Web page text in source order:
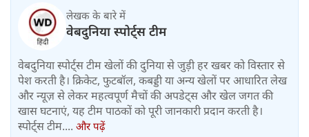
लेखक के बारे में
वेबदुनिया स्पोर्ट्स टीम
वेबदुनिया स्पोर्ट्स टीम खेलों की दुनिया से जुड़ी हर खबर को विस्तार से
पेश करती है। क्रिकेट, फुटबॉल, कबड्डी या अन्य खेलों पर आधारित लेख
और न्यूज़ से लेकर महत्वपूर्ण मैचों की अपडेट्स और खेल जगत की
खास घटनाएं, यह टीम पाठकों को पूरी जानकारी प्रदान करती है।
स्पोर्ट्स टीम.... और पढ़ें